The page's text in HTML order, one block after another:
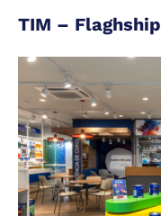
TIM – Flaghship